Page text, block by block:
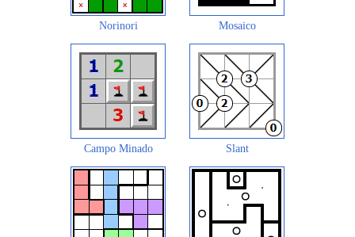
Norinori Mosaico
Campo Minado Slant